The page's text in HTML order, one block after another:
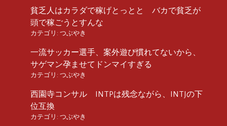
貧乏人はカラダで稼げとっとと バカで貧乏が
頭で稼ごうとすんな
カテゴリ: つぶやき
一流サッカー選手、案外遊び慣れてないから、
サゲマン孕ませてドンマイすぎる
カテゴリ: つぶやき
西園寺コンサル INTPは残念ながら、INTJの下
位互換
カテゴリ: つぶやき